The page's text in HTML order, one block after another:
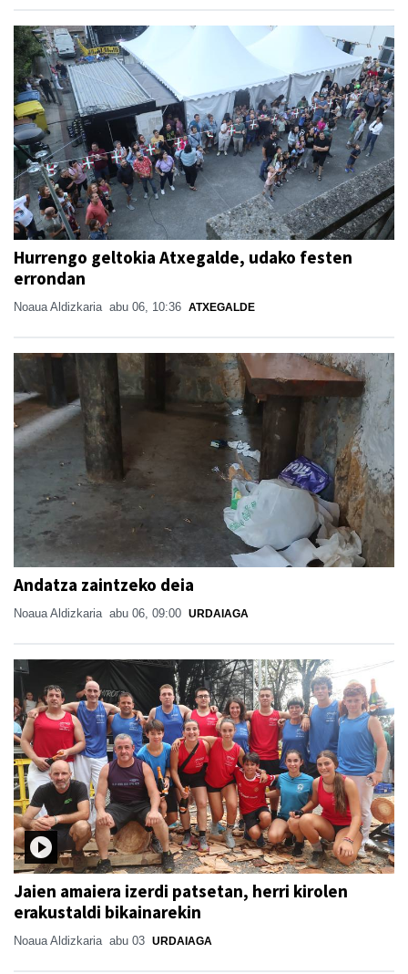
Hurrengo geltokia Atxegalde, udako festen
errondan
Noaua Aldizkaria abu 06, 10:36 ATXEGALDE
Andatza zaintzeko deia
Noaua Aldizkaria abu 06, 09:00 URDAIAGA
Jaien amaiera izerdi patsetan, herri kirolen
erakustaldi bikainarekin
Noaua Aldizkaria abu 03 URDAIAGA